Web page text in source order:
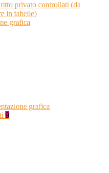
privato controllati (da
in tabelle)
grafica
grafica
9